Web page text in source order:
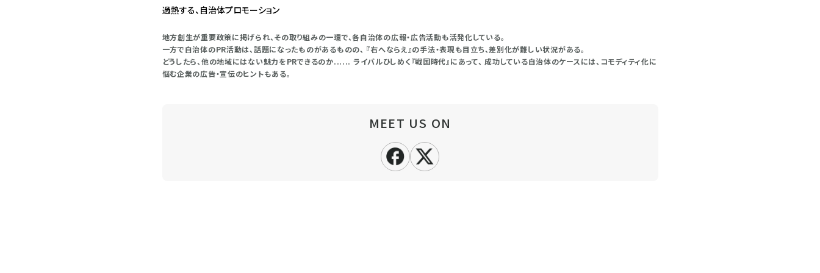
過熱する、自治体プロモーション
地方創生が重要政策に掲げられ、その取り組みの一環で、各自治体の広報・広告活動も活発化している。
一方で自治体のPR活動は、話題になったものがあるものの、 『右へならえ』の手法・表現も目立ち、差別化が難しい状況がある。
どうしたら、他の地域にはない魅力をPRできるのか...... ライバルひしめく『戦国時代』にあって、 成功している自治体のケースには、コモディティ化に
悩む企業の広告・宣伝のヒントもある。
MEET US ON